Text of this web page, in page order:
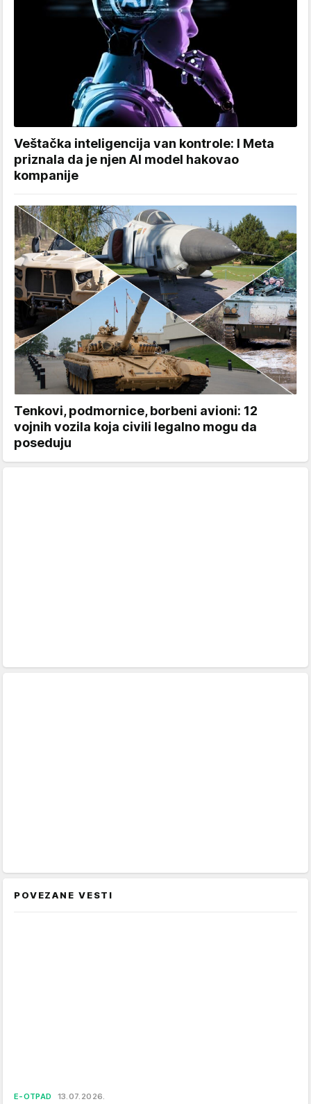
Veštačka inteligencija van kontrole: I Meta
priznala da je njen AI model hakovao
kompanije
Tenkovi, podmornice, borbeni avioni: 12
vojnih vozila koja civili legalno mogu da
poseduju
POVEZANE VESTI
E-OTPAD 13.07.2026.